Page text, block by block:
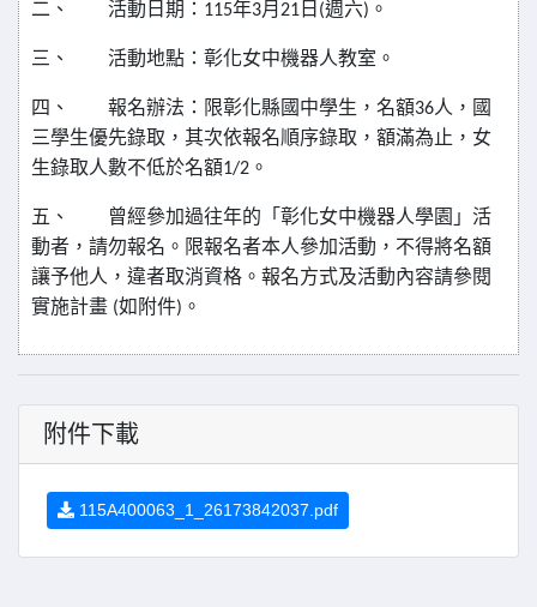
二、 活動日期： 115年3月 21 日 (週六) 。
三、 活動地點：彰化女中機器人教室。
四、 報名辦法：限彰化縣國中學生，名額36人，國
三學生優先錄取，其次依報名順序錄取，額滿為止，女
生錄取人數不低於名額1/2 。
五、
曾經參加過往年的「彰化女中機器人學園」活
動者，請勿報名。限報名者本人參加活動，不得將名額
讓予他人，違者取消資格。報名方式及活動內容請參閱
實施計畫 (如附件) 。
附件下載
115A400063_1_26173842037.pdf